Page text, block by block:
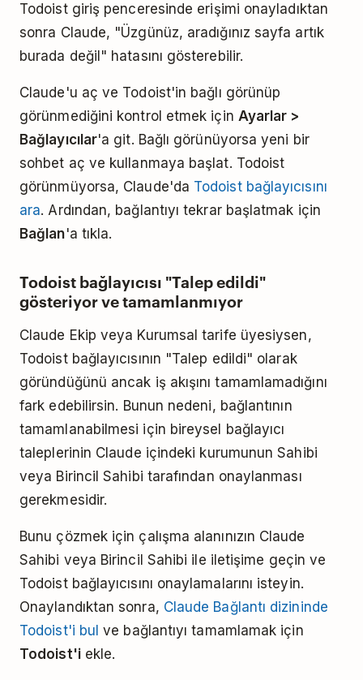
Todoist giriş penceresinde erişimi onayladıktan
sonra Claude, "Üzgünüz, aradığınız sayfa artık
burada değil" hatasını gösterebilir.
Claude'u aç ve Todoist'in bağlı görünüp
görünmediğini kontrol etmek için Ayarlar >
Bağlayıcılar'a git. Bağlı görünüyorsa yeni bir
sohbet aç ve kullanmaya başlat. Todoist
görünmüyorsa, Claude'da Todoist bağlayıcısını
ara. Ardından, bağlantıyı tekrar başlatmak için
Bağlan'a tıkla.
Todoist bağlayıcısı "Talep edildi"
gösteriyor ve tamamlanmıyor
Claude Ekip veya Kurumsal tarife üyesiysen,
Todoist bağlayıcısının "Talep edildi" olarak
göründüğünü ancak iş akışını tamamlamadığını
fark edebilirsin. Bunun nedeni, bağlantının
tamamlanabilmesi için bireysel bağlayıcı
taleplerinin Claude içindeki kurumunun Sahibi
veya Birincil Sahibi tarafından onaylanması
gerekmesidir.
Bunu çözmek için çalışma alanınızın Claude
Sahibi veya Birincil Sahibi ile iletişime geçin ve
Todoist bağlayıcısını onaylamalarını isteyin.
Onaylandıktan sonra, Claude Bağlantı dizininde
Todoist'i bul ve bağlantıyı tamamlamak için
Todoist'iekle.